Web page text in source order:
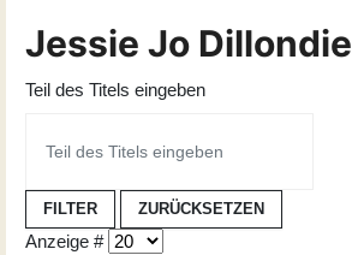
Jessie Jo Dillondie
Teil des Titels eingeben
FILTER ZURÜCKSETZEN
Anzeige #